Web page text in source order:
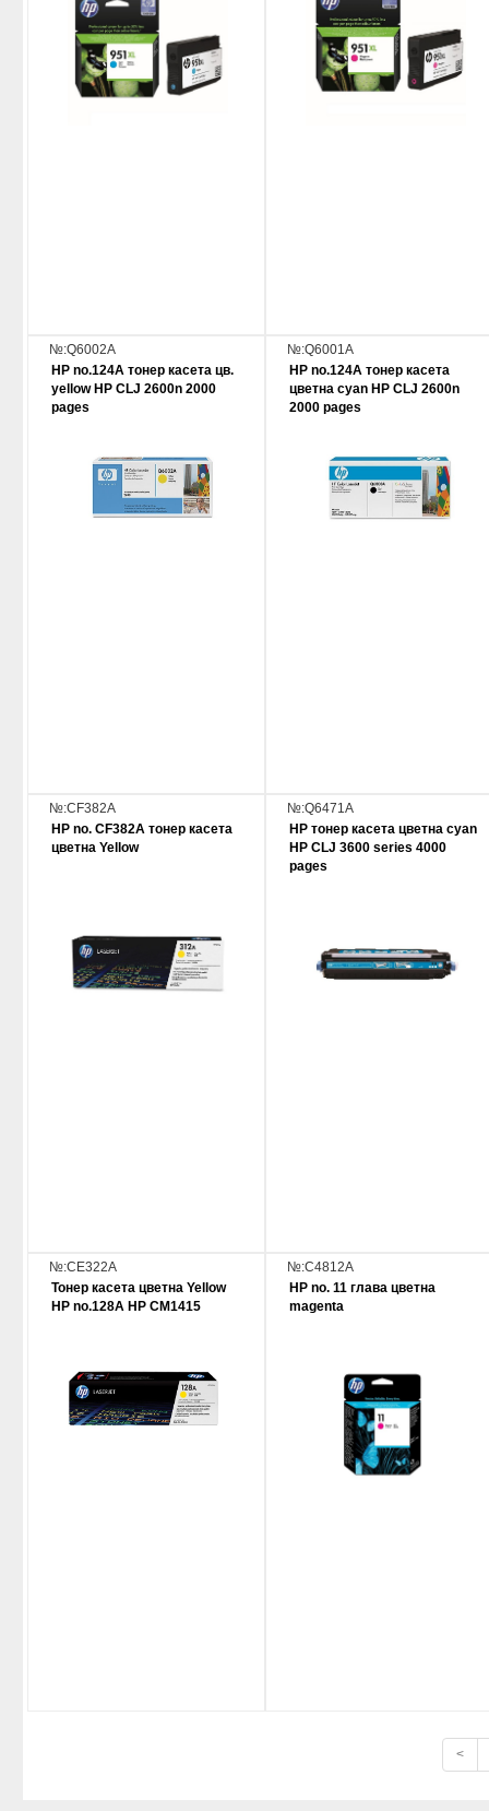
№:Q6002A
HP no.124A тонер касета цв.
yellow HP CLJ 2600n 2000
pages
№:Q6001A
HP no.124A тонер касета
цветна cyan HP CLJ 2600n
2000 pages
№:CF382A
HP no. CF382A тонер касета
цветна Yellow
№:Q6471A
HP тонер касета цветна cyan
HP CLJ 3600 series 4000
pages
№:CE322A
Тонер касета цветна Yellow
HP no.128A НР СМ1415
№:C4812A
HP no. 11 глава цветна
magenta
<